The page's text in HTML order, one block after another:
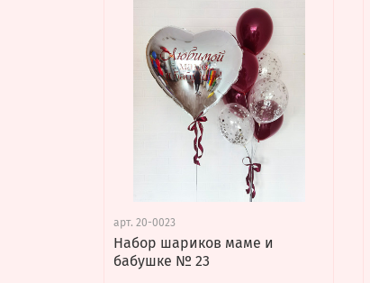
арт.20-0023
Набор шариков маме и
бабушке № 23